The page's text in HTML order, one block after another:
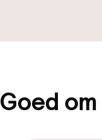
Restaurant
Goed